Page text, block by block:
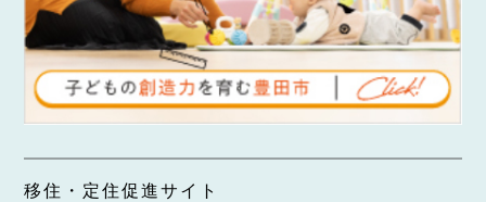
移住・定住促進サイト